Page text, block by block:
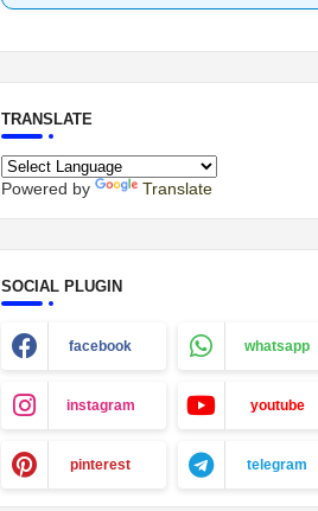
TRANSLATE
Powered by Translate
SOCIAL PLUGIN
facebook whatsapp
instagram youtube
pinterest telegram